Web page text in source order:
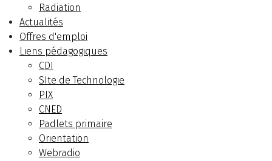
Radiation
Actualités
Offres d'emploi
Liens pédagogiques
CDI
SIte de Technologie
PIX
CNED
Padlets primaire
Orientation
Webradio